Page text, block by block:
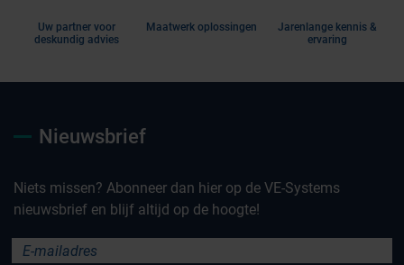
Uw partner voor
deskundig advies
Maatwerk oplossingen
Jarenlange kennis &
ervaring
Nieuwsbrief
Niets missen? Abonneer dan hier op de VE-Systems
nieuwsbrief en blijf altijd op de hoogte!